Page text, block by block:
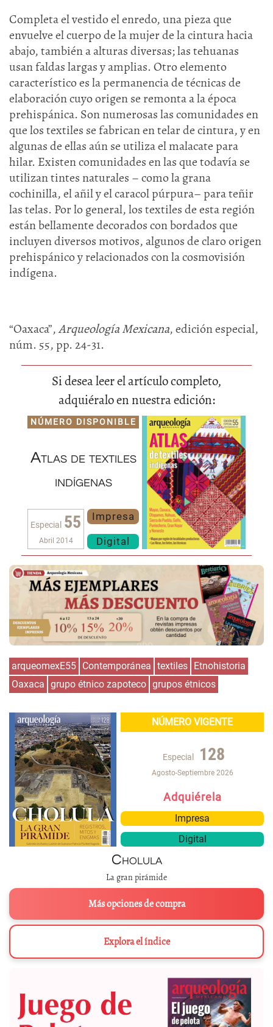
Completa el vestido el enredo, una pieza que
envuelve el cuerpo de la mujer de la cintura hacia
abajo, también a alturas diversas; las tehuanas
usan faldas largas y amplias. Otro elemento
característico es la permanencia de técnicas de
elaboración cuyo origen se remonta a la época
prehispánica. Son numerosas las comunidades en
que los textiles se fabrican en telar de cintura, y en
algunas de ellas aún se utiliza el malacate para
hilar. Existen comunidades en las que todavía se
utilizan tintes naturales – como la grana
cochinilla, el añil y el caracol púrpura– para teñir
las telas. Por lo general, los textiles de esta región
están bellamente decorados con bordados que
incluyen diversos motivos, algunos de claro origen
prehispánico y relacionados con la cosmovisión
indígena.
“Oaxaca”,Arqueología Mexicana, edición especial,
núm. 55, pp. 24-31.
Si desea leer el artículo completo,
adquiéralo en nuestra edición:
NÚMERO DISPONIBLE
Atlas de textiles
indígenas
Especial 55
Abril 2014
Impresa
Digital
arqueomexE55 Contemporánea textiles Etnohistoria
Oaxaca grupo étnico zapoteco grupos étnicos
NÚMERO VIGENTE
Especial 128
Agosto-Septiembre 2026
Adquiérela
Impresa
Digital
Cholula
La gran pirámide
Más opciones de compra
Explora el índice